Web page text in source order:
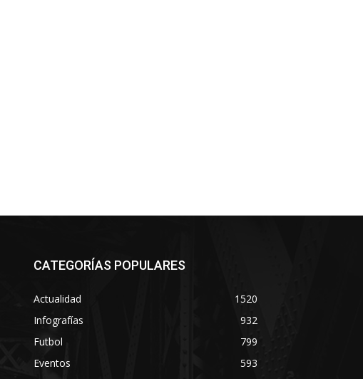
CATEGORÍAS POPULARES
Actualidad
1520
Infografías
932
Futbol
799
Eventos
593